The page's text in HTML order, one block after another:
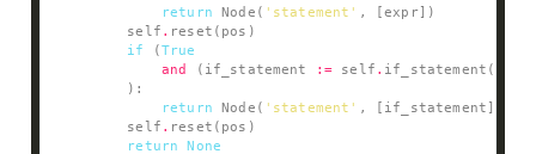
return Node( 'statement'
        self
.
if
(True
and
(if_statement := self .
return Node( 'statement'
        self
.
return
None